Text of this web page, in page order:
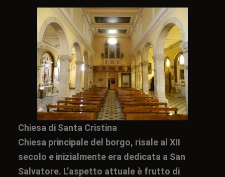
Chiesa di Santa Cristina
Chiesa principale del borgo, risale al XII
secolo e inizialmente era dedicata a San
Salvatore. L’aspetto attuale è frutto di